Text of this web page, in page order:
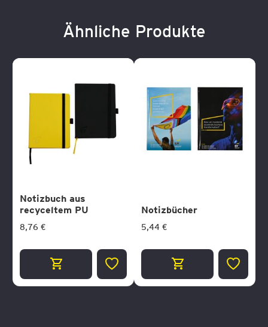
Ähnliche Produkte
Notizbuch aus
recyceltem PU
8,76 €
ZUR
Notizbücher
5,44 €
ZUR